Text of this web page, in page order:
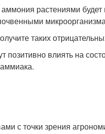
растениями будет
таких
позитивно влиять на
с точки зрения